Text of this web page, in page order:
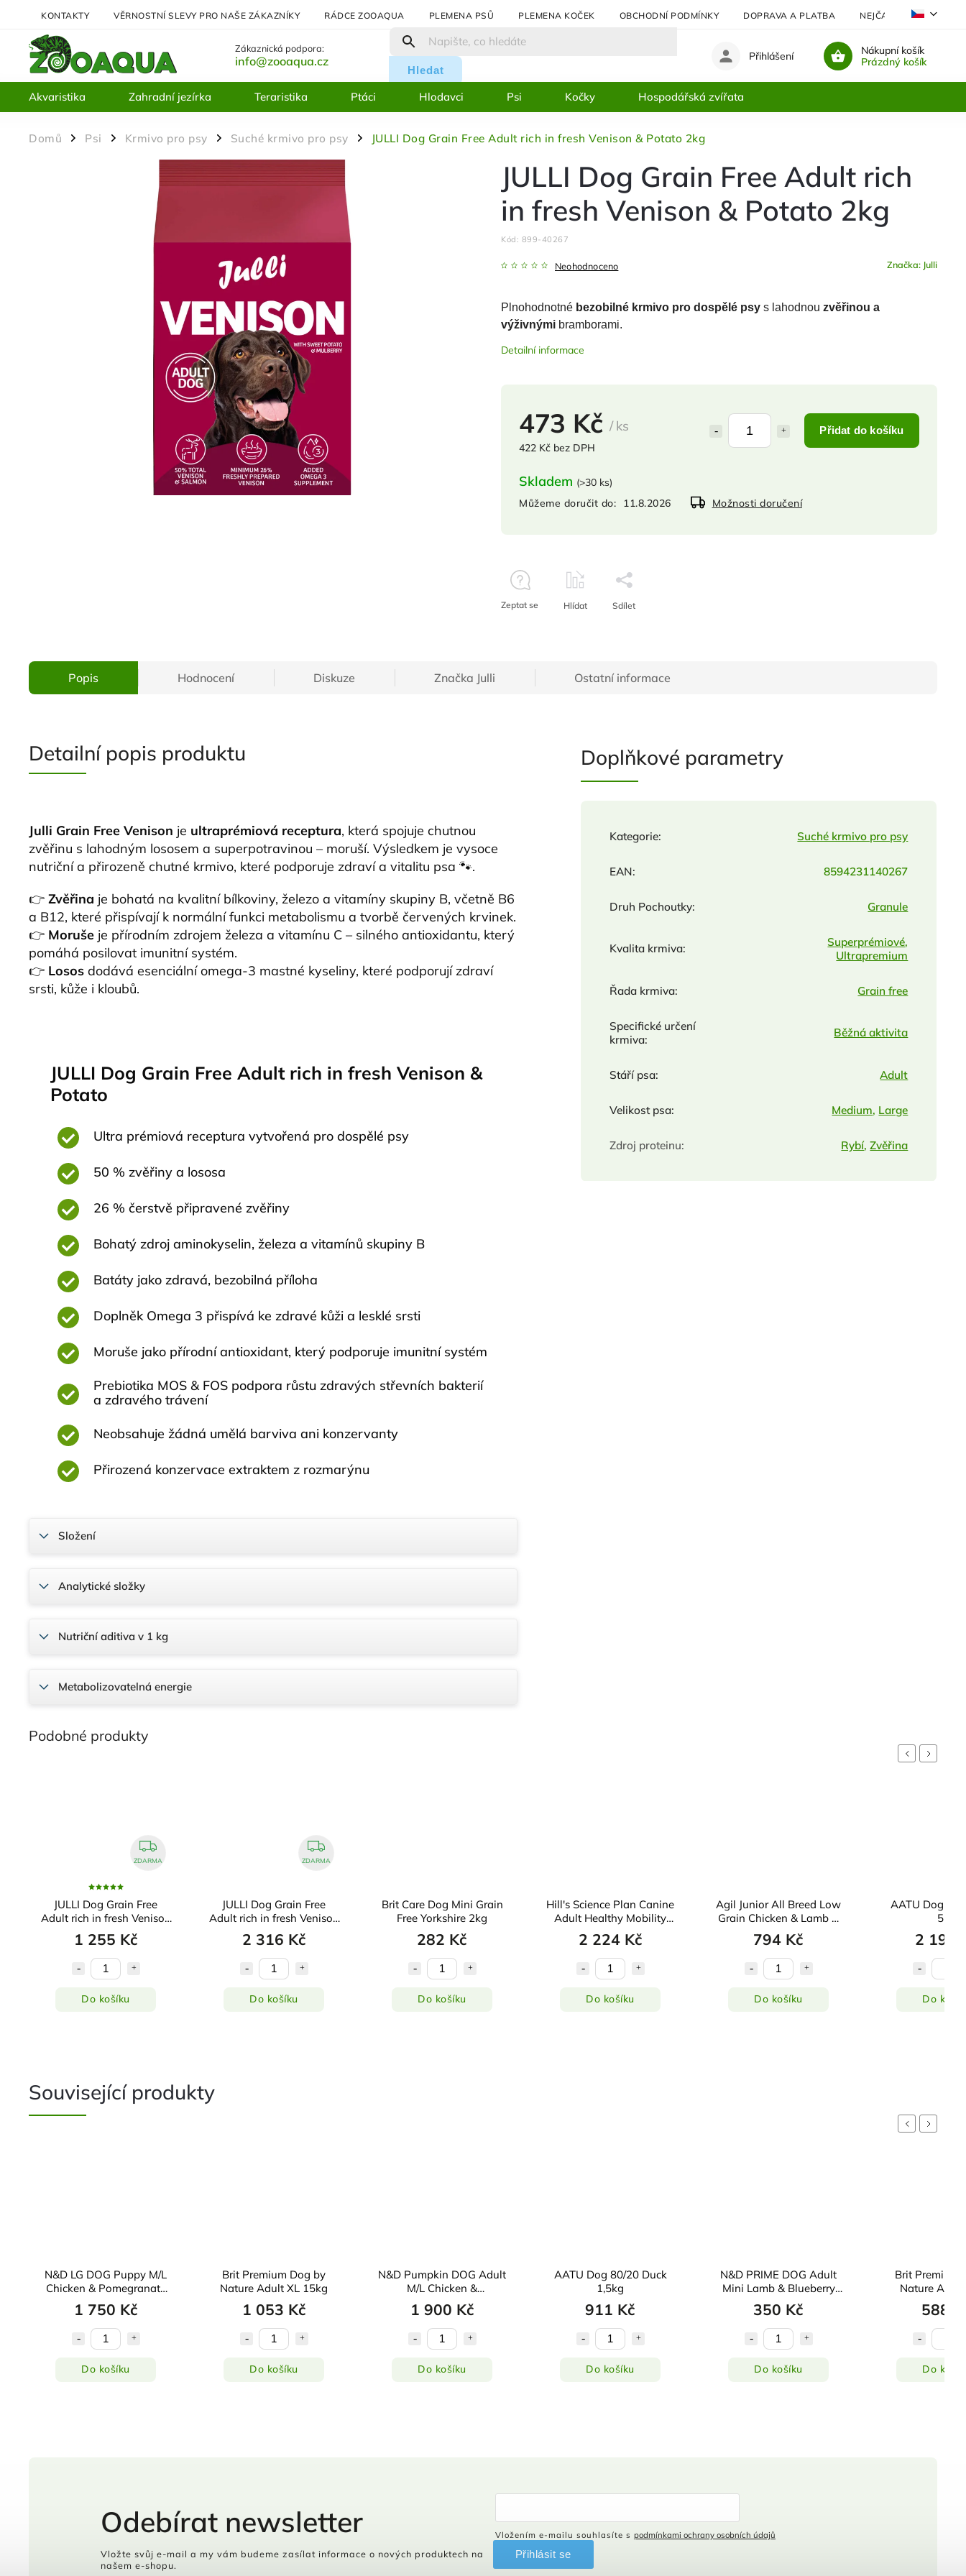
KONTAKTY VĚRNOSTNÍ SLEVY PRO NAŠE ZÁKAZNÍKY RÁDCE ZOOAQUA PLEMENA PSŮ PLEMENA KOČEK OBCHODNÍ PODMÍNKY DOPRAVA A PLATBA NEJČASTĚJI KLADENÉ
Zákaznická podpora:
info@zooaqua.cz
Hledat
Nákupní košík
Prázdný košík
Přihlášení
Akvaristika Zahradní jezírka Teraristika Ptáci Hlodavci Psi Kočky Hospodářská zvířata
Domů / Psi / Krmivo pro psy / Suché krmivo pro psy / JULLI Dog Grain Free Adult rich in fresh Venison & Potato 2kg
473 Kč / ks
422 Kč bez DPH
Přidat do košíku
Skladem (>30 ks)
Můžeme doručit do:
11.8.2026 Možnosti doručení
JULLI Dog Grain Free Adult rich
in fresh Venison & Potato 2kg
Kód: 899-40267
Neohodnoceno Značka: Julli
Plnohodnotné bezobilné krmivo pro dospělé psy s lahodnou zvěřinou a
výživnými bramborami.
Detailní informace
Zeptat se Hlídat Sdílet
Popis Hodnocení Diskuze Značka Julli Ostatní informace
Detailní popis produktu
Julli Grain Free Venison je ultraprémiová receptura, která spojuje chutnou
zvěřinu s lahodným lososem a superpotravinou – moruší. Výsledkem je vysoce
nutriční a přirozeně chutné krmivo, které podporuje zdraví a vitalitu psa 🐾.
👉 Zvěřina je bohatá na kvalitní bílkoviny, železo a vitamíny skupiny B, včetně B6
a B12, které přispívají k normální funkci metabolismu a tvorbě červených krvinek.
👉 Moruše je přírodním zdrojem železa a vitamínu C – silného antioxidantu, který
pomáhá posilovat imunitní systém.
👉 Losos dodává esenciální omega-3 mastné kyseliny, které podporují zdraví
srsti, kůže i kloubů.
JULLI Dog Grain Free Adult rich in fresh Venison &
Potato
Ultra prémiová receptura vytvořená pro dospělé psy
50 % zvěřiny a lososa
26 % čerstvě připravené zvěřiny
Bohatý zdroj aminokyselin, železa a vitamínů skupiny B
Batáty jako zdravá, bezobilná příloha
Doplněk Omega 3 přispívá ke zdravé kůži a lesklé srsti
Moruše jako přírodní antioxidant, který podporuje imunitní systém
Prebiotika MOS & FOS podpora růstu zdravých střevních bakterií
a zdravého trávení
Neobsahuje žádná umělá barviva ani konzervanty
Přirozená konzervace extraktem z rozmarýnu
Složení
Analytické složky
Nutriční aditiva v 1 kg
Metabolizovatelná energie
Doplňkové parametry
Kategorie: Suché krmivo pro psy
EAN: 8594231140267
Druh Pochoutky: Granule
Kvalita krmiva: Superprémiové,
Ultrapremium
Řada krmiva: Grain free
Specifické určení
krmiva:
Běžná aktivita
Stáří psa: Adult
Velikost psa: Medium, Large
Zdroj proteinu: Rybí,Zvěřina
Previous
ZDARMA
JULLI Dog Grain Free
Adult rich in fresh Venison
& Potato 6kg
1 255 Kč
Do košíku
ZDARMA
JULLI Dog Grain Free
Adult rich in fresh Venison
& Potato 12kg
2 316 Kč
Do košíku
Brit Care Dog Mini Grain
Free Yorkshire 2kg
282 Kč
Do košíku
Hill's Science Plan Canine
Adult Healthy Mobility
Large Chicken 14kg
2 224 Kč
Do košíku
Agil Junior All Breed Low
Grain Chicken & Lamb &
Tuna 10kg
794 Kč
Do košíku
AATU Dog 80/
5kg
2 199
Do
Next
Související produkty
Previous
N&D LG DOG Puppy M/L
Chicken & Pomegranate
12kg
1 750 Kč
Do košíku
Brit Premium Dog by
Nature Adult XL 15kg
1 053 Kč
Do košíku
N&D Pumpkin DOG Adult
M/L Chicken &
Pomegranate 12kg
1 900 Kč
Do košíku
AATU Dog 80/20 Duck
1,5kg
911 Kč
Do košíku
N&D PRIME DOG Adult
Mini Lamb & Blueberry
800g
350 Kč
Do košíku
Brit Premium
Nature Adult
588
Do
Next
Odebírat newsletter
Vložte svůj e-mail a my vám budeme zasílat informace o nových produktech na
našem e-shopu.
Vložením e-mailu souhlasíte s podmínkami ochrany osobních údajů
Přihlásit se